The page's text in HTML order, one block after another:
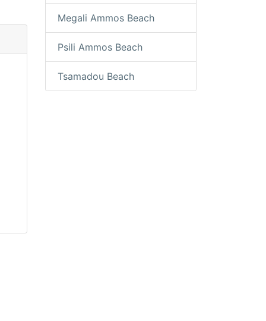
Megali Ammos Beach
Psili Ammos Beach
Tsamadou Beach